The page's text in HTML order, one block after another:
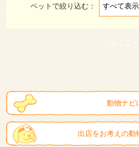
ペットで絞り込む：
スマート
動物ナビ
出店をお考えの動